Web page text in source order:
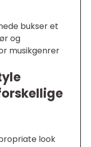
bukser et
og
musikgenrer
look